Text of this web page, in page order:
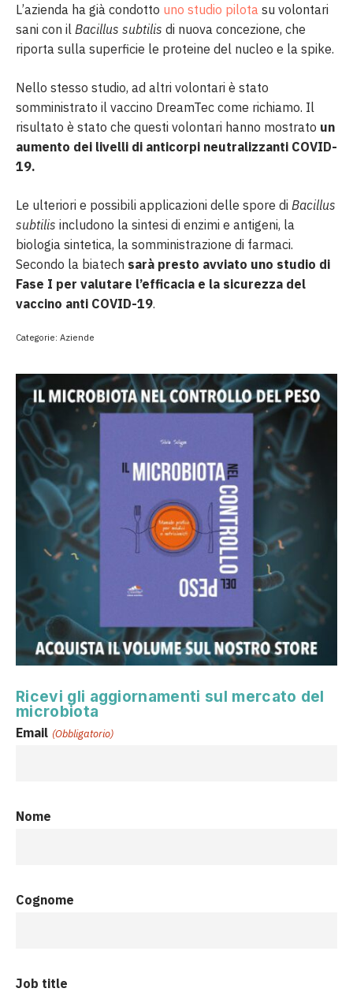
L’azienda ha già condotto uno studio pilota su volontari
sani con il Bacillus subtilis di nuova concezione, che
riporta sulla superficie le proteine ​​del nucleo e la spike.
Nello stesso studio, ad altri volontari è stato
somministrato il vaccino DreamTec come richiamo. Il
risultato è stato che questi volontari hanno mostrato un
aumento dei livelli di anticorpi neutralizzanti COVID-
19.
Le ulteriori e possibili applicazioni delle spore di Bacillus
subtilis includono la sintesi di enzimi e antigeni, la
biologia sintetica, la somministrazione di farmaci.
Secondo la biatech sarà presto avviato uno studio di
Fase I per valutare l’efficacia e la sicurezza del
vaccino anti COVID-19.
Categorie: Aziende
Ricevi gli aggiornamenti sul mercato del
microbiota
Email (Obbligatorio)
Nome
Cognome
Job title